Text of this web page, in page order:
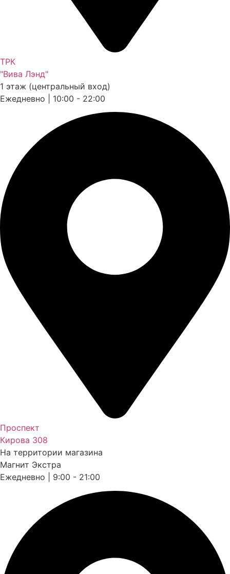
ТРК
"Вива Лэнд"
1 этаж (центральный вход)
Ежедневно | 10:00 - 22:00
Проспект
Кирова 308
На территории магазина
Магнит Экстра
Ежедневно | 9:00 - 21:00